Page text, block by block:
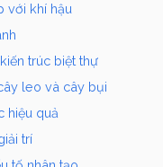
với khí hậu
trúc biệt thự
leo và cây bụi
hiệu quả
trí